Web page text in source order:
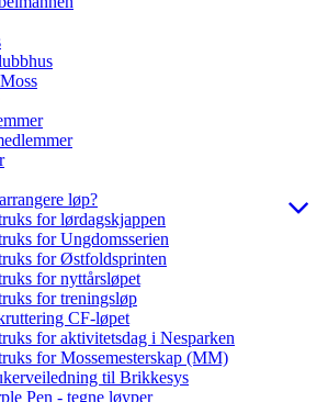
løp?
for lørdagskjappen
for Ungdomsserien
for Østfoldsprinten
for nyttårsløpet
for treningsløp
CF-løpet
for aktivitetsdag i Nesparken
for Mossemesterskap (MM)
til Brikkesys
Pen - tegne løyper